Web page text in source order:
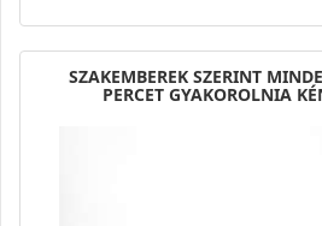
SZAKEMBEREK SZERINT
PERCET GYAKOROLNIA